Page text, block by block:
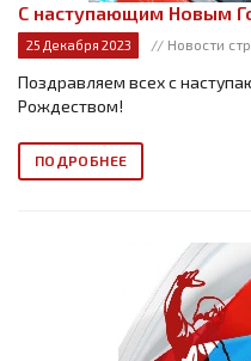
С наступающим Новым
25 Декабря 2023 // Новости
Поздравляем всех с
Рождеством!
ПОДРОБНЕЕ